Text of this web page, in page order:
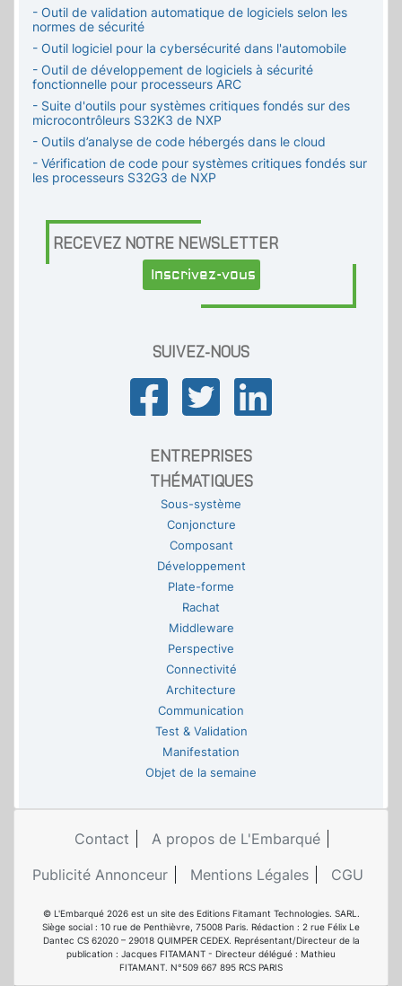
- Outil de validation automatique de logiciels selon les
normes de sécurité
- Outil logiciel pour la cybersécurité dans l'automobile
- Outil de développement de logiciels à sécurité
fonctionnelle pour processeurs ARC
- Suite d'outils pour systèmes critiques fondés sur des
microcontrôleurs S32K3 de NXP
- Outils d’analyse de code hébergés dans le cloud
- Vérification de code pour systèmes critiques fondés sur
les processeurs S32G3 de NXP
RECEVEZ NOTRE NEWSLETTER
Inscrivez-vous
SUIVEZ-NOUS
ENTREPRISES
THÉMATIQUES
Sous-système
Conjoncture
Composant
Développement
Plate-forme
Rachat
Middleware
Perspective
Connectivité
Architecture
Communication
Test & Validation
Manifestation
Objet de la semaine
Contact
A propos de L'Embarqué
Publicité Annonceur
Mentions Légales CGU
© L'Embarqué 2026 est un site des Editions Fitamant Technologies. SARL.
Siège social : 10 rue de Penthièvre, 75008 Paris. Rédaction : 2 rue Félix Le
Dantec CS 62020 – 29018 QUIMPER CEDEX. Représentant/Directeur de la
publication : Jacques FITAMANT - Directeur délégué : Mathieu
FITAMANT. N°509 667 895 RCS PARIS